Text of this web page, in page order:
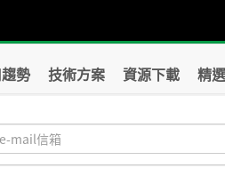
勢 技術方案 資源下載 精